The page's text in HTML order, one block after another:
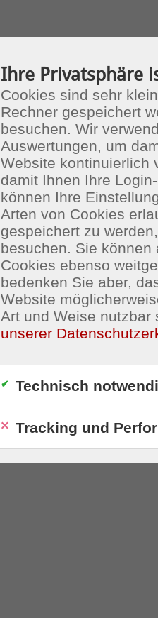
Ihre Privatsphäre
Cookies sind sehr
Rechner gespeichert
besuchen. Wir
Auswertungen, um
Website kontinuierlich
damit Ihnen Ihre
können Ihre
Arten von Cookies
gespeichert zu
besuchen. Sie
Cookies ebenso
bedenken Sie aber,
Website
Art und Weise nutzbar
unserer
Technisch
Tracking und